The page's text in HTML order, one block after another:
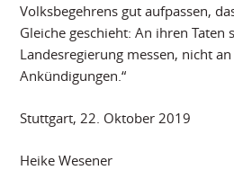
Volksbegehrens gut aufpassen,
Gleiche geschieht: An ihren Taten
Landesregierung messen, nicht
Ankündigungen.“
Stuttgart, 22. Oktober 2019
Heike Wesener